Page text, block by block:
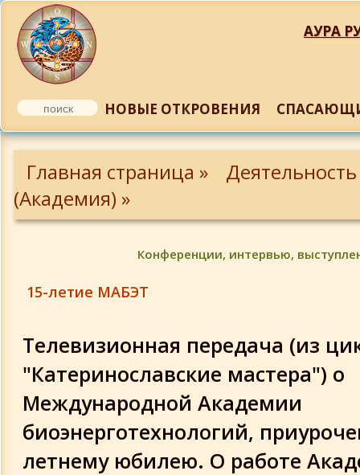
АУРА
НОВЫЕ ОТКРОВЕНИЯ
Главная страница »
(Академия) »
Конференции, интервью,
15-летие МАБЭТ
Телевизионная передача (из
"Катеринославские мастера") о
Международной Академии
биоэнерготехнологий,
летнему юбилею. О работе
Личности Академии
Ткаченко В.А. - почетный президент
Батулин Ю.П.
Волченко В.Н.
Доклад: "Монархия духа..."
Труды и достижения МАБЭТ